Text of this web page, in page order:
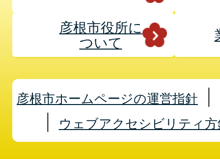
彦根市役所に
ついて
彦根市ホームページの運営指針
ウェブアクセシビリティ方